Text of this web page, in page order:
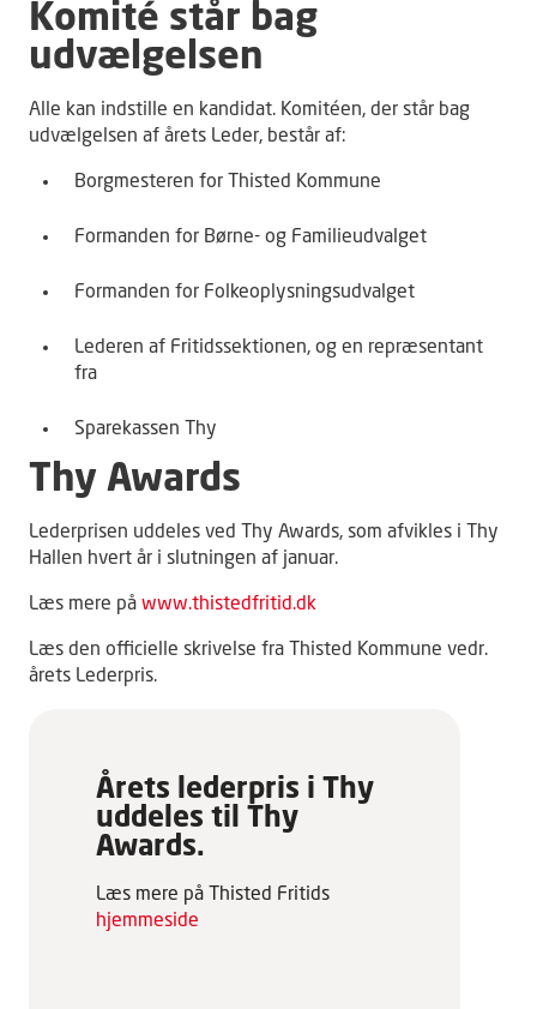
Komité står bag
udvælgelsen
Alle kan indstille en kandidat. Komitéen, der står bag
udvælgelsen af årets Leder, består af:
Borgmesteren for Thisted Kommune
Formanden for Børne- og Familieudvalget
Formanden for Folkeoplysningsudvalget
Lederen af Fritidssektionen, og en repræsentant
fra
Sparekassen Thy
Thy Awards
Lederprisen uddeles ved Thy Awards, som afvikles i Thy
Hallen hvert år i slutningen af januar.
Læs mere på www.thistedfritid.dk
Læs den officielle skrivelse fra Thisted Kommune vedr.
årets Lederpris.
Årets lederpris i Thy
uddeles til Thy
Awards.
Læs mere på Thisted Fritids
hjemmeside